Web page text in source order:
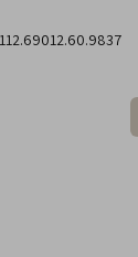
112.69012.60.9837